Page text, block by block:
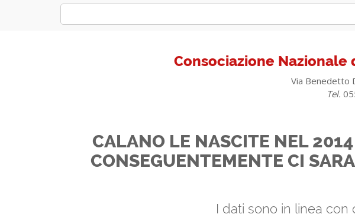
Consociazione Nazionale
Via Benedetto
Tel.
CALANO LE NASCITE NEL
CONSEGUENTEMENTE CI
I dati sono in linea